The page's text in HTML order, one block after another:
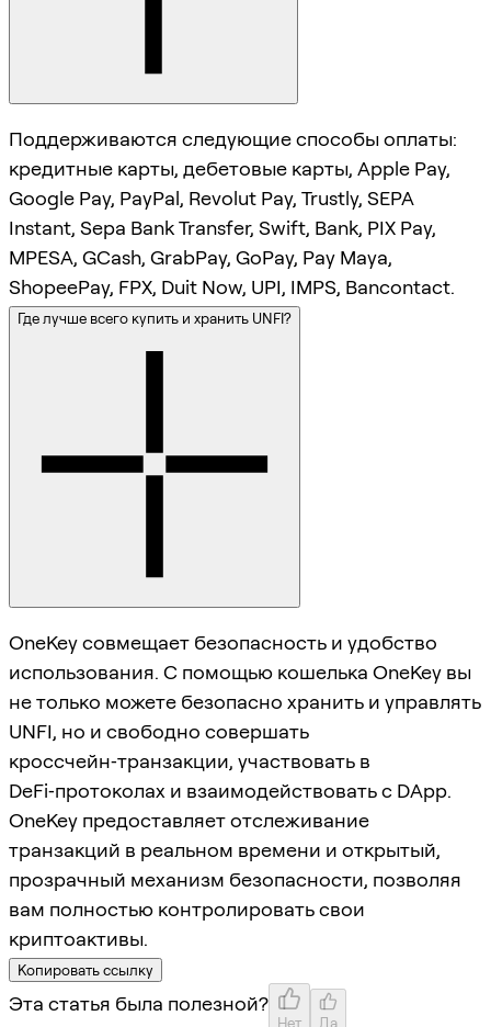
Поддерживаются следующие способы оплаты:
кредитные карты, дебетовые карты, Apple Pay,
Google Pay, PayPal, Revolut Pay, Trustly, SEPA
Instant, Sepa Bank Transfer, Swift, Bank, PIX Pay,
MPESA, GCash, GrabPay, GoPay, Pay Maya,
ShopeePay, FPX, Duit Now, UPI, IMPS, Bancontact.
Где лучше всего купить и хранить UNFI?
OneKey совмещает безопасность и удобство
использования. С помощью кошелька OneKey вы
не только можете безопасно хранить и управлять
UNFI, но и свободно совершать
кроссчейн‑транзакции, участвовать в
DeFi‑протоколах и взаимодействовать с DApp.
OneKey предоставляет отслеживание
транзакций в реальном времени и открытый,
прозрачный механизм безопасности, позволяя
вам полностью контролировать свои
криптоактивы.
Копировать ссылку
Эта статья была полезной?
Нет Да